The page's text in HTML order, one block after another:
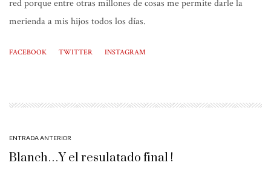
red porque entre otras millones de cosas me permite darle la
merienda a mis hijos todos los días.
FACEBOOK TWITTER INSTAGRAM
ENTRADA ANTERIOR
Blanch…Y el resulatado final !